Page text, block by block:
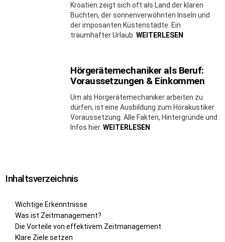
Kroatien zeigt sich oft als Land der klaren
Buchten, der sonnenverwöhnten Inseln und
der imposanten Küstenstädte. Ein
traumhafter Urlaub. WEITERLESEN
Hörgerätemechaniker als Beruf:
Voraussetzungen & Einkommen
Um als Hörgerätemechaniker arbeiten zu
dürfen, ist eine Ausbildung zum Hörakustiker
Voraussetzung. Alle Fakten, Hintergründe und
Infos hier. WEITERLESEN
Inhaltsverzeichnis
Wichtige Erkenntnisse
Was ist Zeitmanagement?
Die Vorteile von effektivem Zeitmanagement
Klare Ziele setzen